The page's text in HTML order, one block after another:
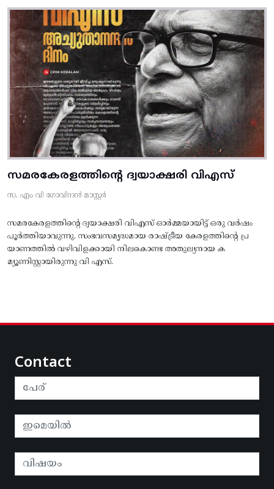
സമരകേരളത്തിൻ്റെ ദ്വയാക്ഷരി വിഎസ്
സ. എം വി ഗോവിന്ദൻ മാസ്റ്റർ
സമരകേരളത്തിൻ്റെ ദ്വയാക്ഷരി വിഎസ് ഓർമ്മയായിട്ട് ഒരു വർഷം
പൂർത്തിയാവുന്നു. സംഭവസമൃദ്ധമായ രാഷ്ട്രീയ കേരളത്തിന്റെ പ്ര
യാണത്തിൽ വഴിവിളക്കായി നിലകൊണ്ട അതുല്യനായ ക
മ്യൂണിസ്റ്റായിരുന്നു വി എസ്.
Contact